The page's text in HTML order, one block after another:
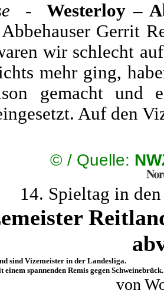
- Westerloy –
Gerrit
wir schlecht
mehr ging,
gemacht
Auf den
©/ Quelle:
14. Spieltag in
sind Vizemeister in der Landesliga.
einem spannenden Remis gegen Schweinebrück.
von